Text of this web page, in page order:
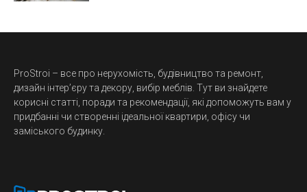
ProStroi – все про нерухомість, будівництво та ремонт,
дизайн інтер’єру та декору, вибір меблів. Тут ви знайдете
корисні статті, поради та рекомендації, які допоможуть вам у
придбанні чи створенні ідеальної квартири, офісу чи
заміського будинку.